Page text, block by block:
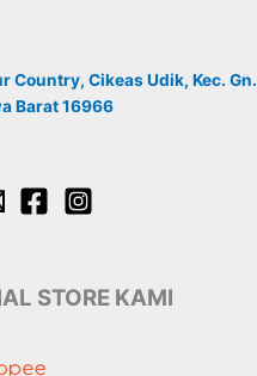
Country, Cikeas Udik, Kec. Gn.
Barat 16966
STORE KAMI